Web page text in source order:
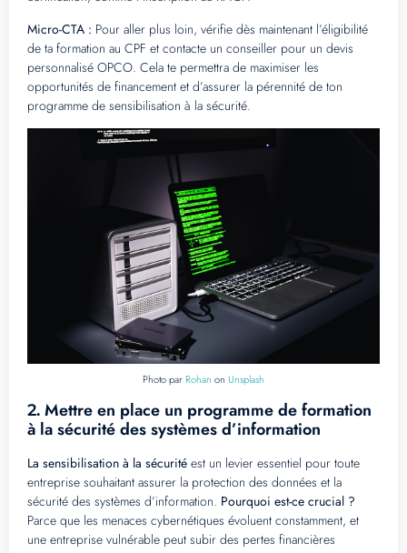
Micro-CTA : Pour aller plus loin, vérifie dès maintenant l’éligibilité
de ta formation au CPF et contacte un conseiller pour un devis
personnalisé OPCO. Cela te permettra de maximiser les
opportunités de financement et d’assurer la pérennité de ton
programme de sensibilisation à la sécurité.
Photo par Rohan on Unsplash
2. Mettre en place un programme de formation
à la sécurité des systèmes d’information
La sensibilisation à la sécurité est un levier essentiel pour toute
entreprise souhaitant assurer la protection des données et la
sécurité des systèmes d’information. Pourquoi est-ce crucial ?
Parce que les menaces cybernétiques évoluent constamment, et
une entreprise vulnérable peut subir des pertes financières